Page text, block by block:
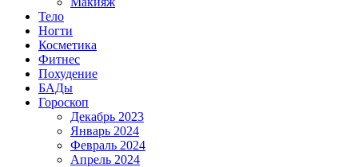
Тело
Ногти
Косметика
Фитнес
Похудение
БАДы
Гороскоп
Декабрь 2023
Январь 2024
Февраль 2024
Апрель 2024